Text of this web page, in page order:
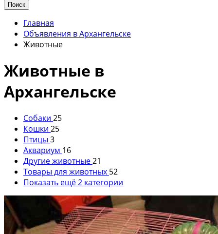
Поиск
Главная
Объявления в Архангельске
Животные
Животные в
Архангельске
Собаки 25
Кошки 25
Птицы 3
Аквариум 16
Другие животные21
Товары для животных 52
Показать ещё 2 категории